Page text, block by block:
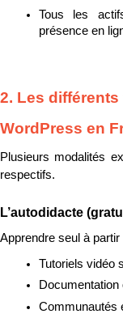
Tous les
présence en
2. Les
WordPress en
Plusieurs modalités
respectifs.
L’autodidacte
Apprendre seul à
Tutoriels vidéo
Communautés